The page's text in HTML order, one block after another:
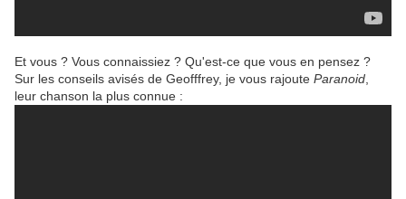
Et vous ? Vous connaissiez ? Qu'est-ce que vous en pensez ?
Sur les conseils avisés de Geofffrey, je vous rajoute Paranoid
leur chanson la plus connue :